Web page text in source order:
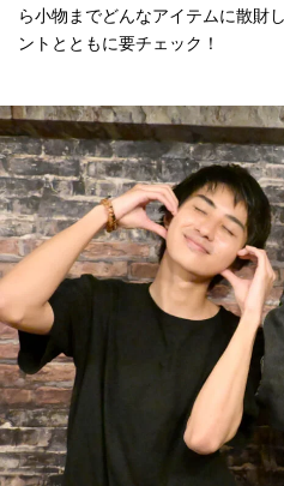
ら小物までどんなアイテムに散財
ントとともに要チェック！